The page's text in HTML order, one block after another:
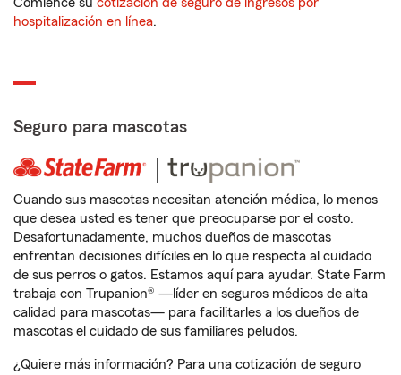
Comience su cotización de seguro de ingresos por
hospitalización en línea.
Seguro para mascotas
Cuando sus mascotas necesitan atención médica, lo menos
que desea usted es tener que preocuparse por el costo.
Desafortunadamente, muchos dueños de mascotas
enfrentan decisiones difíciles en lo que respecta al cuidado
de sus perros o gatos. Estamos aquí para ayudar. State Farm
trabaja con Trupanion® —líder en seguros médicos de alta
calidad para mascotas— para facilitarles a los dueños de
mascotas el cuidado de sus familiares peludos.
¿Quiere más información? Para una cotización de seguro